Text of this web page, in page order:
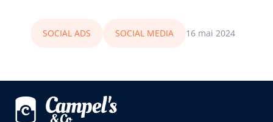
SOCIAL ADS SOCIAL MEDIA 16 mai 2024